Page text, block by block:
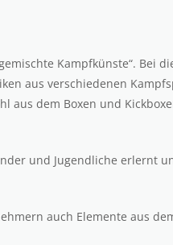
Kampfkünste“. Bei
aus verschiedenen
aus dem Boxen und
und Jugendliche erlernt
auch Elemente aus